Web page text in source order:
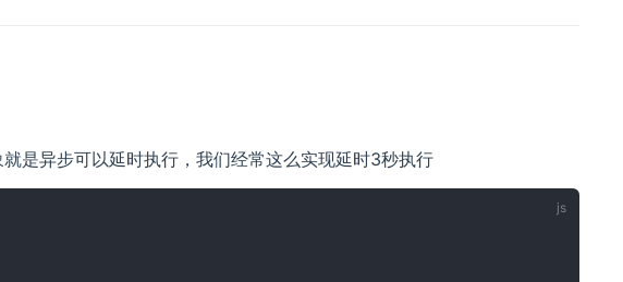
是异步可以延时执行，我们经常这么实现延时3秒执行